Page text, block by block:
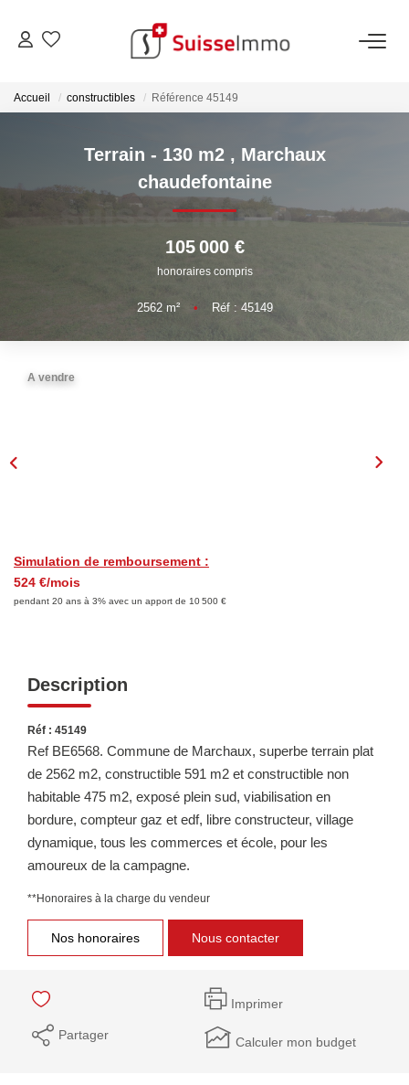
ACHETER
Découvrez Nos Programmes Neufs
Confiez-Nous La Recherche De Votre Bien À L'achat
Estimer Votre Bien En Ligne
FAIRE GÉRER
Accueil constructibles Référence 45149
Terrain - 130 m2 , Marchaux
chaudefontaine
105 000 €
honoraires compris
2562m² • Réf : 45149
A vendre
Simulation de remboursement :
524 €/mois
pendant 20 ans à 3% avec un apport de 10 500 €
Description
Réf : 45149
Ref BE6568. Commune de Marchaux, superbe terrain plat
de 2562 m2, constructible 591 m2 et constructible non
habitable 475 m2, exposé plein sud, viabilisation en
bordure, compteur gaz et edf, libre constructeur, village
dynamique, tous les commerces et école, pour les
amoureux de la campagne.
**Honoraires à la charge du vendeur
Nos honoraires Nous contacter
Imprimer
Partager Calculer mon budget